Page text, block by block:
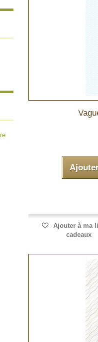
Ajouter à ma
cadeaux